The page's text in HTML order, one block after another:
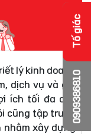
lý kinh doanh
dịch vụ và giá
ích tối đa cho
cũng tập trung
nhằm xây dựng
0909386810
Tố giác